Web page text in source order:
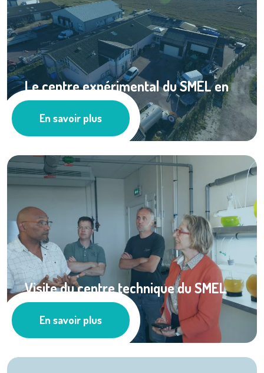
Le centre expérimental du SMEL en
...
Les actus
En savoir plus
Visite du centre technique du SMEL
par Madame la ...
Les actus
En savoir plus